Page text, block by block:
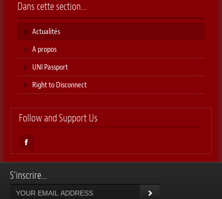
S'inscrire...
Dans cette section…
Actualités
A propos
UNI Passport
Right to Disconnect
Follow and Support Us